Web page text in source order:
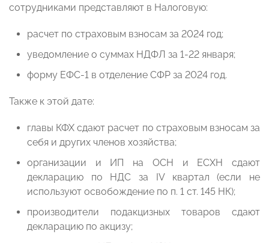
сотрудниками представляют в Налоговую:
расчет по страховым взносам за 2024 год;
уведомление о суммах НДФЛ за 1-22 января;
форму ЕФС-1 в отделение СФР за 2024 год.
Также к этой дате:
главы КФХ сдают расчет по страховым взносам за
себя и других членов хозяйства;
организации и ИП на ОСН и ЕСХН сдают
декларацию по НДС за IV квартал (если не
используют освобождение по п. 1 ст. 145 НК);
производители подакцизных товаров сдают
декларацию по акцизу;